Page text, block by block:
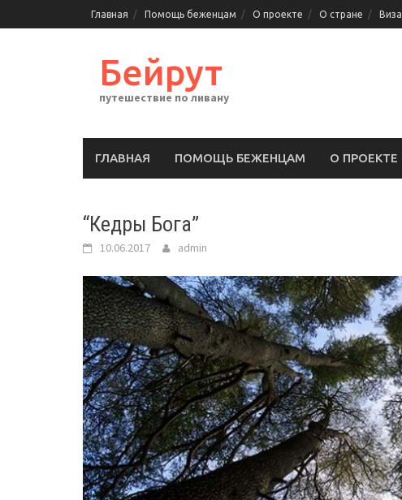
к
Главная Помощь беженцам О проекте О стране Виза
Бейрут
путешествие по ливану
ГЛАВНАЯ ПОМОЩЬ БЕЖЕНЦАМ О ПРОЕКТЕ
“Кедры Бога”
10.06.2017 admin